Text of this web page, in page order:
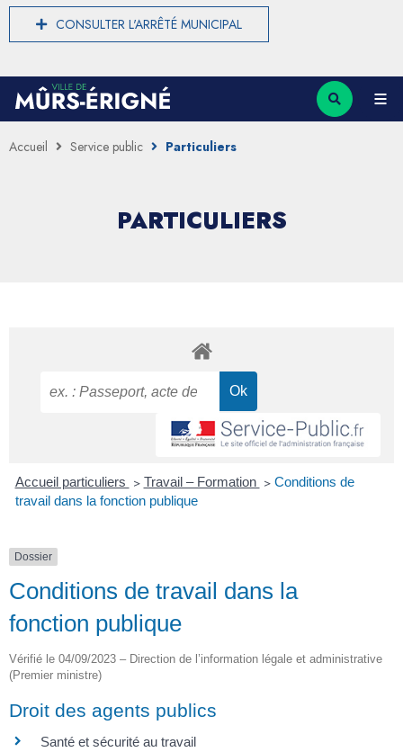
CONSULTER L'ARRÊTÉ MUNICIPAL
Accueil Service public Particuliers
PARTICULIERS
Accueil particuliers > Travail – Formation > Conditions de
travail dans la fonction publique
Dossier
Conditions de travail dans la
fonction publique
Vérifié le 04/09/2023 – Direction de l’information légale et administrative
(Premier ministre)
Droit des agents publics
Santé et sécurité au travail